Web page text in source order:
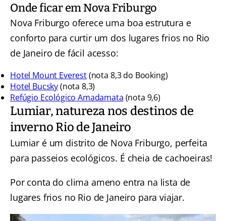
Onde ficar em Nova Friburgo
Nova Friburgo oferece uma boa estrutura e
conforto para curtir um dos lugares frios no Rio
de Janeiro de fácil acesso:
Hotel Mount Everest(nota 8,3 do Booking)
Hotel Bucsky(nota 8,3)
Refúgio Ecológico Amadamata (nota 9,6)
Lumiar, natureza nos destinos de
inverno Rio de Janeiro
Lumiar é um distrito de Nova Friburgo, perfeita
para passeios ecológicos. É cheia de cachoeiras!
Por conta do clima ameno entra na lista de
lugares frios no Rio de Janeiro para viajar.